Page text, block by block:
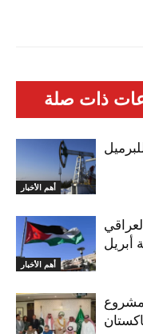
ذات صلة
أهم الأخبار
أهم الأخبار
أبريل
مشروع